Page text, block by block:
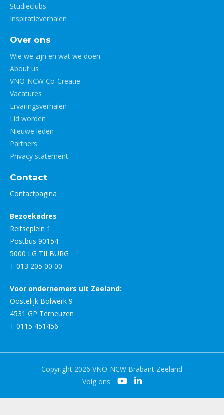
Studieclubs
Inspiratieverhalen
Over ons
Wie we zijn en wat we doen
About us
VNO-NCW Co-Creatie
Vacatures
Ervaringsverhalen
Lid worden
Nieuwe leden
Partners
Privacy statement
Contact
Contactpagina
Bezoekadres
Reitseplein 1
Postbus 90154
5000 LG TILBURG
T 013 205 00 00
Voor ondernemers uit Zeeland:
Oostelijk Bolwerk 9
4531 GP Terneuzen
T 0115 451456
Copyright 2026 VNO-NCW Brabant Zeeland
Volg ons